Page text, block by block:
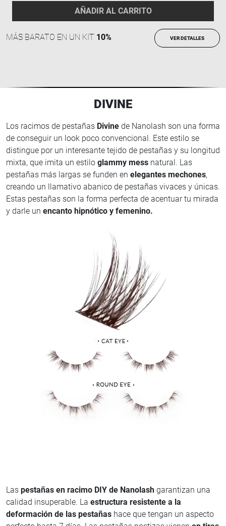
AÑADIR AL CARRITO
MÁS BARATO EN UN KIT 10% VER DETALLES
DIVINE
Los racimos de pestañas Divine de Nanolash son una forma
de conseguir un look poco convencional. Este estilo se
distingue por un interesante tejido de pestañas y su longitud
mixta, que imita un estilo glammy mess natural. Las
pestañas más largas se funden en elegantes mechones,
creando un llamativo abanico de pestañas vivaces y únicas.
Estas pestañas son la forma perfecta de acentuar tu mirada
y darle un encanto hipnótico y femenino.
Las pestañas en racimo DIY de Nanolash garantizan una
calidad insuperable. La estructura resistente a la
deformación de las pestañas hace que tengan un aspecto